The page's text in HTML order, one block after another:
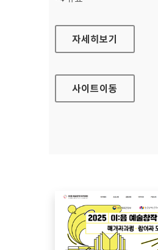
서울시농수산식품공사
자세히보기
사이트이동